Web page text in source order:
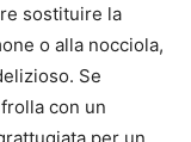
sostituire la
o alla nocciola,
Se
con un